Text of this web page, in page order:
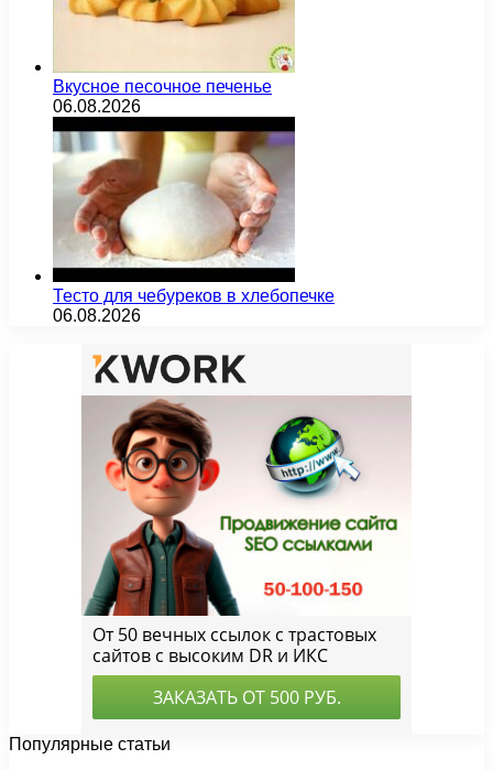
Вкусное песочное печенье
06.08.2026
Тесто для чебуреков в хлебопечке
06.08.2026
Популярные статьи